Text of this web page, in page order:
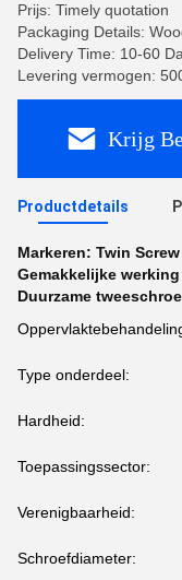
Prijs: Timely quotation
Packaging Details:
Delivery Time: 10-60
Levering vermogen:
Krijg
Productdetails
Markeren: Twin
Gemakkelijke
Duurzame
Type onderdeel:
Hardheid:
Toepassingssector:
Verenigbaarheid:
Schroefdiameter: